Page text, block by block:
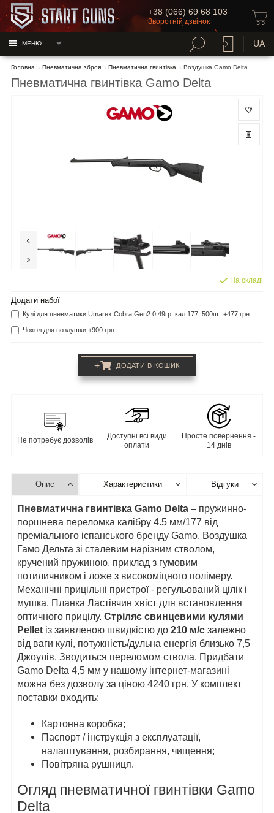
+38 (066) 69 68 103
Зворотній дзвінок
МЕНЮ UA
Головна Пневматична зброя Пневматична гвинтівка Воздушка Gamo Delta
Пневматична гвинтівка Gamo Delta
На складі
Додати набої
Кулі для пневматики Umarex Cobra Gen2 0,49гр. кал.177, 500шт +477 грн.
Чохол для воздушки +900 грн.
+ ДОДАТИ В КОШИК
Не потребує дозволів
Доступні всі види
оплати
Просте повернення -
14 днів
Опис Характеристики Відгуки
Пневматична гвинтівка Gamo Delta – пружинно-
поршнева переломка калібру 4.5 мм/177 від
преміального іспанського бренду Gamo. Воздушка
Гамо Дельта зі сталевим нарізним стволом,
кручений пружиною, приклад з гумовим
потиличником і ложе з високоміцного полімеру.
Механічні прицільні пристрої - регульований цілік і
мушка. Планка Ластівчин хвіст для встановлення
оптичного прицілу. Стріляє свинцевими кулями
Pellet із заявленою швидкістю до 210 м/с залежно
від ваги кулі, потужність/дульна енергія близько 7,5
Джоулів. Зводиться переломом ствола. Придбати
Gamo Delta 4,5 мм у нашому інтернет-магазині
можна без дозволу за ціною 4240 грн. У комплект
поставки входить:
Картонна коробка;
Паспорт / інструкція з експлуатації,
налаштування, розбирання, чищення;
Повітряна рушниця.
Огляд пневматичної гвинтівки Gamo
Delta